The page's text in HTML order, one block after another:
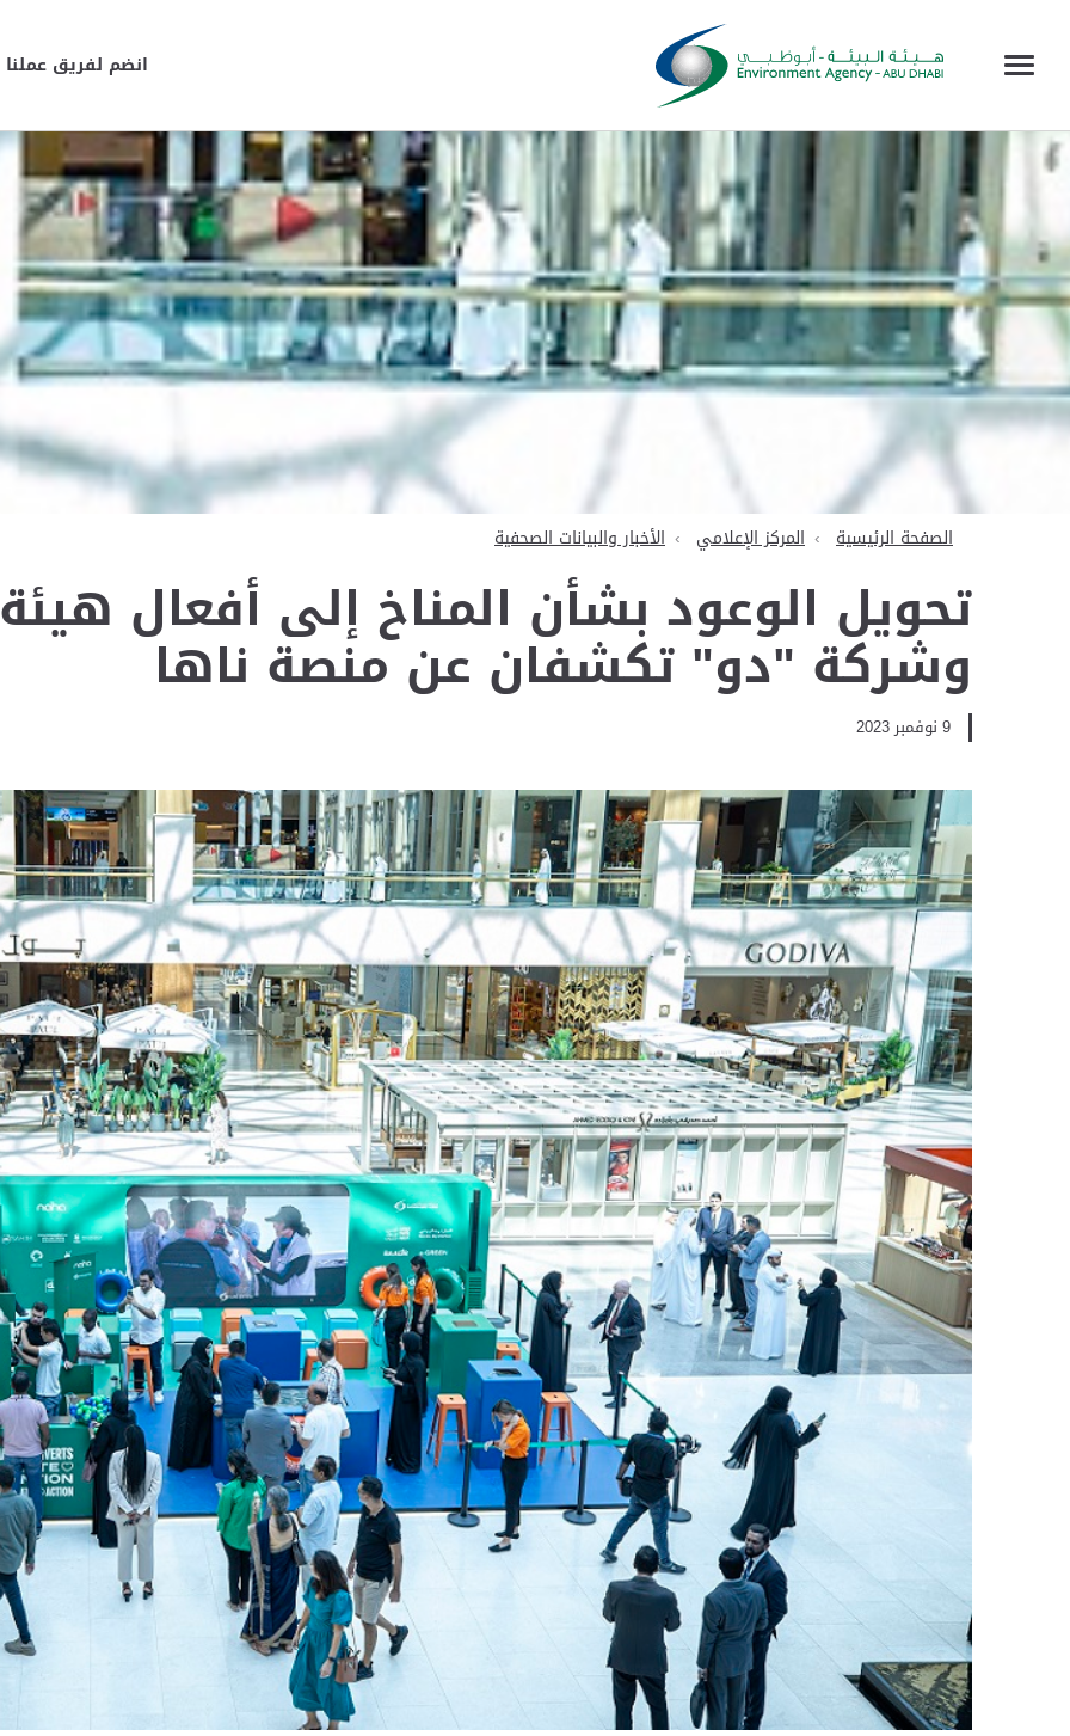
انضم لفريق عملنا
الصفحة الرئيسية المركز الإعلامي الأخبار والبيانات الصحفية
تحويل الوعود بشأن المناخ إلى أفعال
وشركة "دو" تكشفان عن منصة ناها
9 نوفمبر 2023